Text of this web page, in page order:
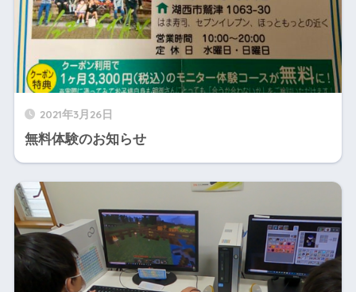
2021年3月26日
無料体験のお知らせ